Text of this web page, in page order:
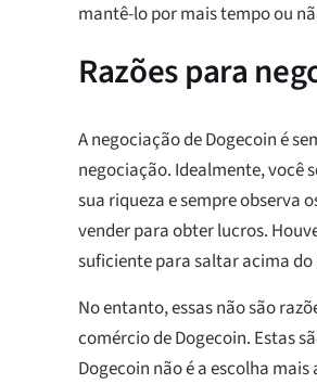
mantê-lo por mais tempo ou
Razões para
A negociação de Dogecoin é
negociação. Idealmente, você
sua riqueza e sempre observa
vender para obter lucros.
suficiente para saltar acima do
No entanto, essas não são
comércio de Dogecoin. Estas
Dogecoin não é a escolha mais